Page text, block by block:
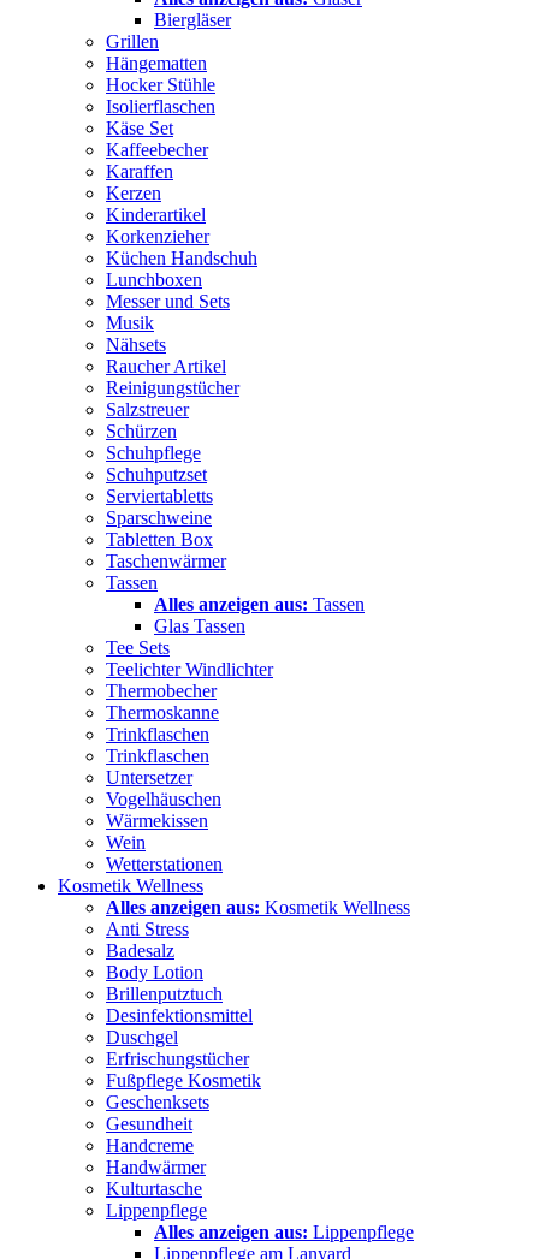
Biergläser
Grillen
Hängematten
Hocker Stühle
Isolierflaschen
Käse Set
Kaffeebecher
Karaffen
Kerzen
Kinderartikel
Korkenzieher
Küchen Handschuh
Lunchboxen
Messer und Sets
Musik
Nähsets
Raucher Artikel
Reinigungstücher
Salzstreuer
Schürzen
Schuhpflege
Schuhputzset
Serviertabletts
Sparschweine
Tabletten Box
Taschenwärmer
Tassen
Alles anzeigen aus: Tassen
Glas Tassen
Tee Sets
Teelichter Windlichter
Thermobecher
Thermoskanne
Trinkflaschen
Trinkflaschen
Untersetzer
Vogelhäuschen
Wärmekissen
Wein
Wetterstationen
Kosmetik Wellness
Alles anzeigen aus: Kosmetik Wellness
Anti Stress
Badesalz
Body Lotion
Brillenputztuch
Desinfektionsmittel
Duschgel
Erfrischungstücher
Fußpflege Kosmetik
Geschenksets
Gesundheit
Handcreme
Handwärmer
Kulturtasche
Lippenpflege
Alles anzeigen aus: Lippenpflege
Lippenpflege am Lanyard